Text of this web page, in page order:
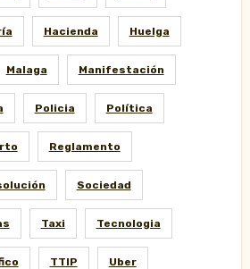
Hacienda Huelga
Malaga Manifestación
Policia Política
Reglamento
Sociedad
Taxi Tecnologia
TTIP Uber